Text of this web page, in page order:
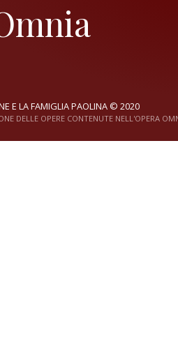
E LA FAMIGLIA PAOLINA © 2020
DELLE OPERE CONTENUTE NELL'OPERA